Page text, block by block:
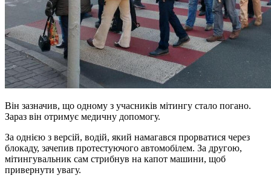
Він зазначив, що одному з учасників мітингу стало погано.
Зараз він отримує медичну допомогу.
За однією з версій, водій, який намагався прорватися через
блокаду, зачепив протестуючого автомобілем. За другою,
мітингувальник сам стрибнув на капот машини, щоб
привернути увагу.